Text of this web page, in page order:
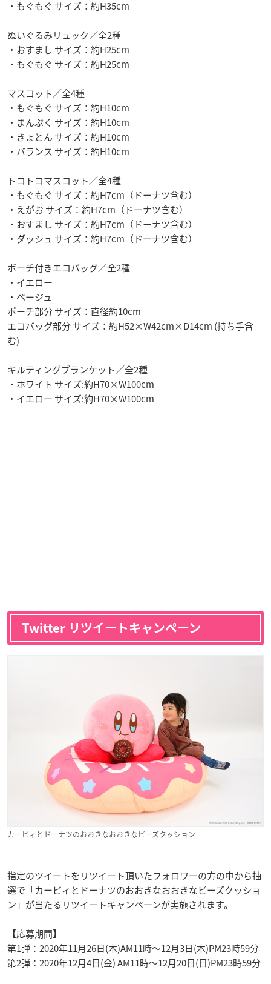
・もぐもぐ サイズ：約H35cm
ぬいぐるみリュック／全2種
・おすまし サイズ：約H25cm
・もぐもぐ サイズ：約H25cm
マスコット／全4種
・もぐもぐ サイズ：約H10cm
・まんぷく サイズ：約H10cm
・きょとん サイズ：約H10cm
・バランス サイズ：約H10cm
トコトコマスコット／全4種
・もぐもぐ サイズ：約H7cm（ドーナツ含む）
・えがお サイズ：約H7cm（ドーナツ含む）
・おすまし サイズ：約H7cm（ドーナツ含む）
・ダッシュ サイズ：約H7cm（ドーナツ含む）
ポーチ付きエコバッグ／全2種
・イエロー
・ベージュ
ポーチ部分 サイズ：直径約10cm
エコバッグ部分 サイズ：約H52×W42cm×D14cm (持ち手含
む)
キルティングブランケット／全2種
・ホワイト サイズ:約H70×W100cm
・イエロー サイズ:約H70×W100cm
Twitter リツイートキャンペーン
カービィとドーナツのおおきなおおきなビーズクッション
指定のツイートをリツイート頂いたフォロワーの方の中から抽
選で「カービィとドーナツのおおきなおおきなビーズクッショ
ン」が当たるリツイートキャンペーンが実施されます。
【応募期間】
第1弾：2020年11月26日(木)AM11時～12月3日(木)PM23時59分
第2弾：2020年12月4日(金) AM11時～12月20日(日)PM23時59分